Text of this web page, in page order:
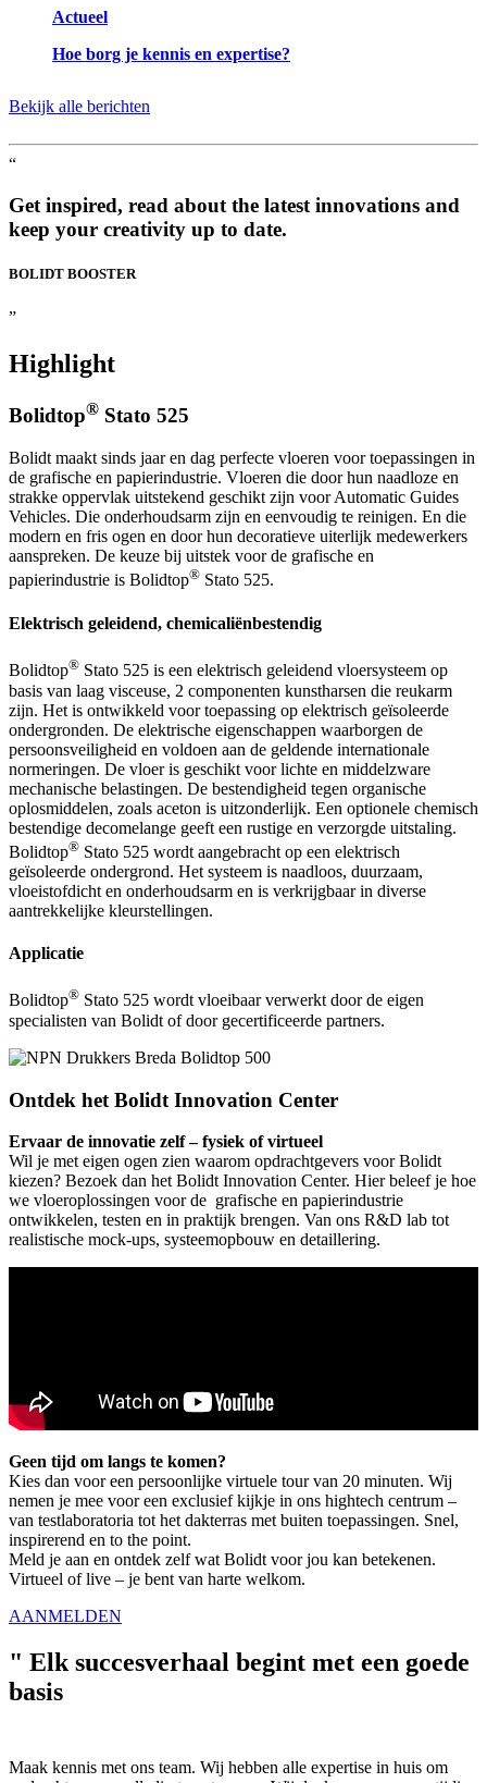
Actueel
Hoe borg je kennis en expertise?
Bekijk alle berichten
“
Get inspired, read about the latest innovations and
keep your creativity up to date.
BOLIDT BOOSTER
”
Highlight
Bolidtop® Stato 525
Bolidt maakt sinds jaar en dag perfecte vloeren voor toepassingen in
de grafische en papierindustrie. Vloeren die door hun naadloze en
strakke oppervlak uitstekend geschikt zijn voor Automatic Guides
Vehicles. Die onderhoudsarm zijn en eenvoudig te reinigen. En die
modern en fris ogen en door hun decoratieve uiterlijk medewerkers
aanspreken. De keuze bij uitstek voor de grafische en
papierindustrie is Bolidtop® Stato 525.
Elektrisch geleidend, chemicaliënbestendig
Bolidtop® Stato 525 is een elektrisch geleidend vloersysteem op
basis van laag visceuse, 2 componenten kunstharsen die reukarm
zijn. Het is ontwikkeld voor toepassing op elektrisch geïsoleerde
ondergronden. De elektrische eigenschappen waarborgen de
persoonsveiligheid en voldoen aan de geldende internationale
normeringen. De vloer is geschikt voor lichte en middelzware
mechanische belastingen. De bestendigheid tegen organische
oplosmiddelen, zoals aceton is uitzonderlijk. Een optionele chemisch
bestendige decomelange geeft een rustige en verzorgde uitstaling.
Bolidtop® Stato 525 wordt aangebracht op een elektrisch
geïsoleerde ondergrond. Het systeem is naadloos, duurzaam,
vloeistofdicht en onderhoudsarm en is verkrijgbaar in diverse
aantrekkelijke kleurstellingen.
Applicatie
Bolidtop® Stato 525 wordt vloeibaar verwerkt door de eigen
specialisten van Bolidt of door gecertificeerde partners.
Ontdek het Bolidt Innovation Center
Ervaar de innovatie zelf – fysiek of virtueel
Wil je met eigen ogen zien waarom opdrachtgevers voor Bolidt
kiezen? Bezoek dan het Bolidt Innovation Center. Hier beleef je hoe
we vloeroplossingen voor de grafische en papierindustrie
ontwikkelen, testen en in praktijk brengen. Van ons R&D lab tot
realistische mock-ups, systeemopbouw en detaillering.
Geen tijd om langs te komen?
Kies dan voor een persoonlijke virtuele tour van 20 minuten. Wij
nemen je mee voor een exclusief kijkje in ons hightech centrum –
van testlaboratoria tot het dakterras met buiten toepassingen. Snel,
inspirerend en to the point.
Meld je aan en ontdek zelf wat Bolidt voor jou kan betekenen.
Virtueel of live – je bent van harte welkom.
AANMELDEN
" Elk succesverhaal begint met een goede
basis
Maak kennis met ons team. Wij hebben alle expertise in huis om